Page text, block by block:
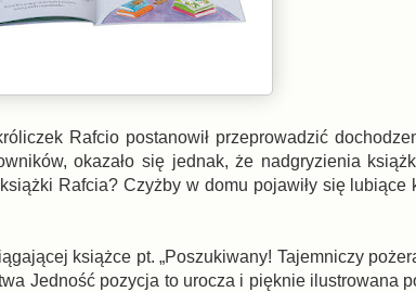
Rafcio postanowił przeprowadzić
okazało się jednak, że nadgryzienia
Rafcia? Czyżby w domu pojawiły się lubiące
książce pt. „Poszukiwany! Tajemniczy
Jedność pozycja to urocza i pięknie ilustrowana